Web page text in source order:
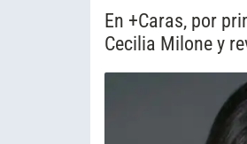
En +Caras, por
Cecilia Milone y